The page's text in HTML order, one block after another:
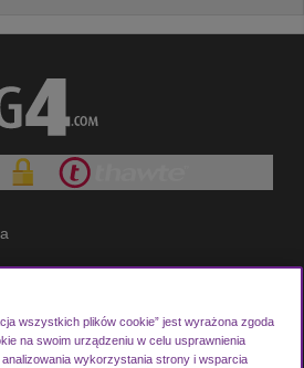
wszystkich plików cookie” jest wyrażona zgoda
na swoim urządzeniu w celu usprawnienia
wykorzystania strony i wsparcia